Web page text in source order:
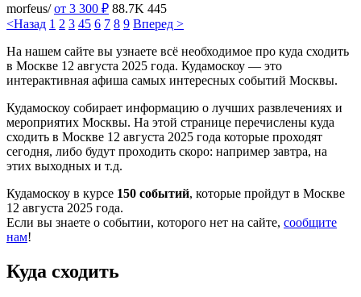
morfeus/ от 3 300 ₽ 88.7K 445
<Назад 1 2 3 45 6 7 8 9 Вперед >
На нашем сайте вы узнаете всё необходимое про куда сходить
в Москве 12 августа 2025 года. Кудамоскоу — это
интерактивная афиша самых интересных событий Москвы.
Кудамоскоу собирает информацию о лучших развлечениях и
мероприятих Москвы. На этой странице перечислены куда
сходить в Москве 12 августа 2025 года которые проходят
сегодня, либо будут проходить скоро: например завтра, на
этих выходных и т.д.
Кудамоскоу в курсе 150 событий, которые пройдут в Москве
12 августа 2025 года.
Если вы знаете о событии, которого нет на сайте, сообщите
нам!
Куда сходить